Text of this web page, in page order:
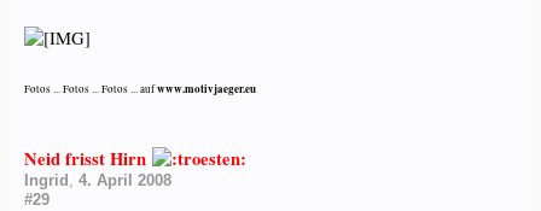
Fotos ... Fotos ... Fotos ... aufwww.motivjaeger.eu
Neid frisst Hirn
Ingrid , 4. April 2008
#29